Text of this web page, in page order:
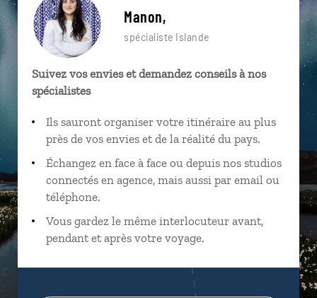
Manon,
spécialiste Islande
Suivez vos envies et demandez conseils à nos
spécialistes
Ils sauront organiser votre itinéraire au plus
près de vos envies et de la réalité du pays.
Échangez en face à face ou depuis nos studios
connectés en agence, mais aussi par email ou
téléphone.
Vous gardez le même interlocuteur avant,
pendant et après votre voyage.